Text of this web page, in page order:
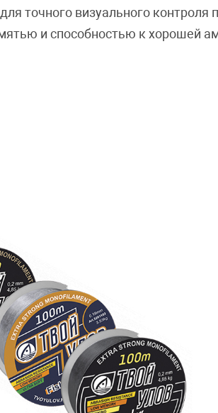
точного визуального контроля
и способностью к хорошей